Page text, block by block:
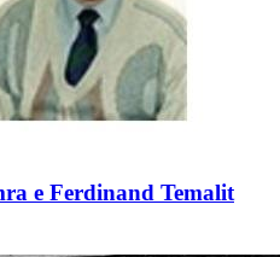
e Ferdinand Temalit